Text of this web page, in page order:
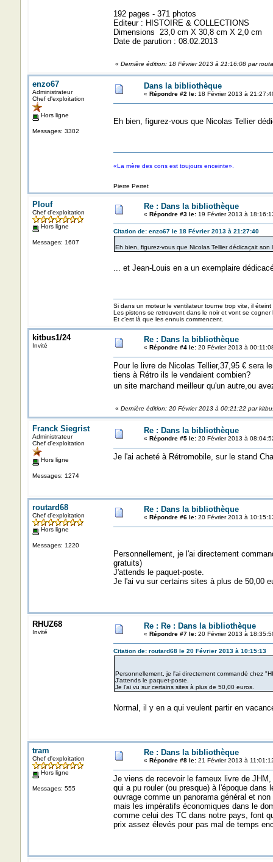
192 pages - 371 photos
Editeur : HISTOIRE & COLLECTIONS
Dimensions 23,0 cm X 30,8 cm X 2,0 cm
Date de parution : 08.02.2013
« Dernière édition: 18 Février 2013 à 21:16:08 par
enzo67
Administrateur
Chef d'exploitation
Hors ligne
Messages: 3302
Dans la bibliothèque
« Répondre #2 le:18 Février 2013 à
Eh bien, figurez-vous que Nicolas Tellier
«La mère des cons est toujours enceinte».
Pierre Perret
Plouf
Chef d'exploitation
Hors ligne
Messages: 1607
Re : Dans la bibliothèque
« Répondre #3 le:19 Février 2013 à
Citation de: enzo67 le 18 Février 2013 à 21:27:40
Eh bien, figurez-vous que Nicolas Tellier dédicaçait
... et Jean-Louis en a un exemplaire
Si dans un moteur le ventilateur tourne trop vite, il éteint
Les pistons se retrouvent dans le noir et vont se
Et c’est là que les ennuis commencent.
kitbus1/24
Invité
Re : Dans la bibliothèque
« Répondre #4 le:20 Février 2013 à
Pour le livre de Nicolas Tellier,37,95 € sera
tiens à Rétro ils le vendaient combien?
un site marchand meilleur qu'un autre,ou
« Dernière édition: 20 Février 2013 à 00:21:22 par
Franck Siegrist
Administrateur
Chef d'exploitation
Hors ligne
Messages: 1274
Re : Dans la bibliothèque
« Répondre #5 le:20 Février 2013 à
Je l'ai acheté à Rétromobile, sur le stand
routard68
Chef d'exploitation
Hors ligne
Messages: 1220
Re : Dans la bibliothèque
« Répondre #6 le:20 Février 2013 à
Personnellement, je l'ai directement
gratuits)
J'attends le paquet-poste.
Je l'ai vu sur certains sites à plus de 50,00
RHUZ68
Invité
Re : Re : Dans la bibliothèque
« Répondre #7 le:20 Février 2013 à
Citation de: routard68 le 20 Février 2013 à 10:15:13
Personnellement, je l'ai directement commandé chez
J'attends le paquet-poste.
Je l'ai vu sur certains sites à plus de 50,00 euros.
Normal, il y en a qui veulent partir en
tram
Chef d'exploitation
Hors ligne
Messages: 555
Re : Dans la bibliothèque
« Répondre #8 le:21 Février 2013 à
Je viens de recevoir le fameux livre de
qui a pu rouler (ou presque) à l'époque
ouvrage comme un panorama général et
mais les impératifs économiques dans le
comme celui des TC dans notre pays, font
prix assez élevés pour pas mal de temps